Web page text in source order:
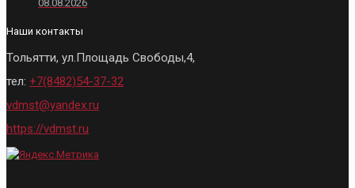
08.08.2026
Наши контакты
Тольятти, ул.Площадь Свободы,4,
тел: +7(8482)54-37-32
vdmst@yandex.ru
https://vdmst.ru